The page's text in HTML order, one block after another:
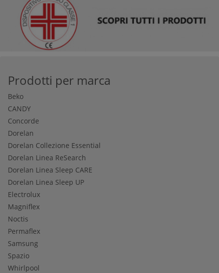
orizzontalioffrono la stessa solidità e praticità dei modelli
verticali, con una resa estetica spesso più elegante grazie alla
linea più bassa e distesa. Per chi vuole massimizzare lo
spazio verticale — ad esempio in mansarde o appartamenti
con controsoffitti — il
la soluzione più funzionale.
Prodotti per marca
Beko
CANDY
Concorde
Dorelan
Dorelan Collezione Essential
Dorelan Linea ReSearch
Dorelan Linea Sleep CARE
Dorelan Linea Sleep UP
Electrolux
Magniflex
Noctis
Permaflex
Samsung
Spazio
Whirlpool